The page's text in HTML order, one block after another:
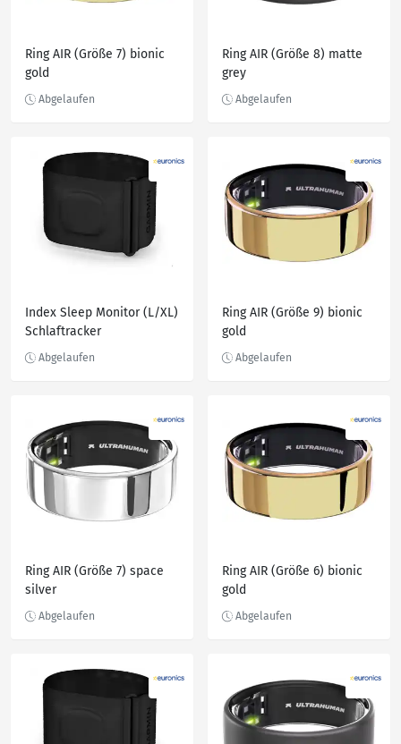
Ring AIR (Größe 7) bionic
gold
Ring AIR (Größe 8) matte
grey
Index Sleep Monitor (L/XL)
Schlaftracker
Ring AIR (Größe 9) bionic
gold
Ring AIR (Größe 7) space
silver
Ring AIR (Größe 6) bionic
gold